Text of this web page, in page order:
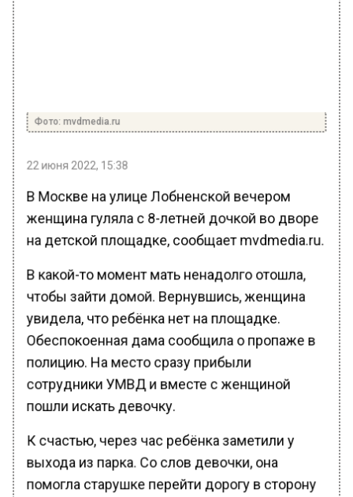
Фото: mvdmedia.ru
22 июня 2022, 15:38
В Москве на улице Лобненской вечером
женщина гуляла с 8-летней дочкой во дворе
на детской площадке, сообщает mvdmedia.ru.
В какой-то момент мать ненадолго отошла,
чтобы зайти домой. Вернувшись, женщина
увидела, что ребёнка нет на площадке.
Обеспокоенная дама сообщила о пропаже в
полицию. На место сразу прибыли
сотрудники УМВД и вместе с женщиной
пошли искать девочку.
К счастью, через час ребёнка заметили у
выхода из парка. Со слов девочки, она
помогла старушке перейти дорогу в сторону